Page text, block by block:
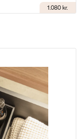
1.080 kr.